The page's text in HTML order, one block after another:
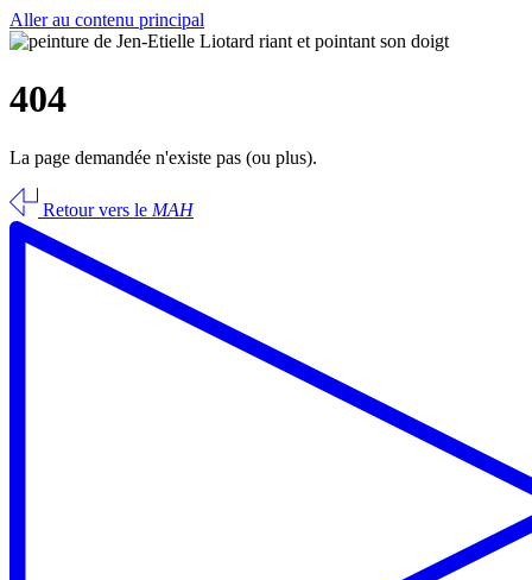
Aller au contenu principal
404
La page demandée n'existe pas (ou plus).
Retour vers le MAH